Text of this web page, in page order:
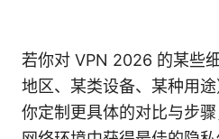
若你对 VPN 2026 的某些
地区、某类设备、某种用
你定制更具体的对比与步